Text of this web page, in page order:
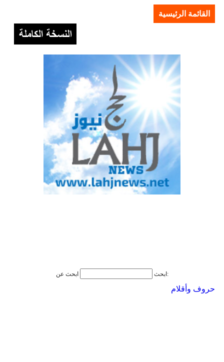
القائمة الرئيسية
ابحث ابحث عن:
حروف وأقلام